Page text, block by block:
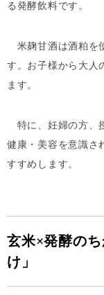
る発酵飲料です。
米麹甘酒は酒粕を
す。お子様から大人
ます。
特に、妊婦の方、
健康・美容を意識さ
すすめします。
玄米×発酵のち
け 」